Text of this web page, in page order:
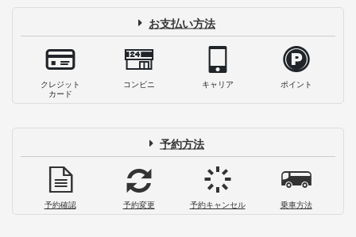
お支払い方法
クレジット
カード
コンビニ キャリア ポイント
予約方法
予約確認 予約変更 予約キャンセル 乗車方法